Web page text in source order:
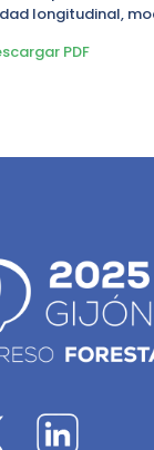
longitudinal,
PDF